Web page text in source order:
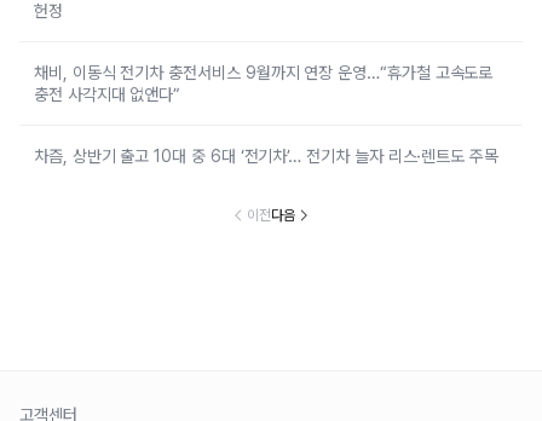
헌정
채비, 이동식 전기차 충전서비스 9월까지 연장 운영…“휴가철 고속도로
충전 사각지대 없앤다”
차즘, 상반기 출고 10대 중 6대 ‘전기차’… 전기차 늘자 리스·렌트도 주목
이전다음
고객센터